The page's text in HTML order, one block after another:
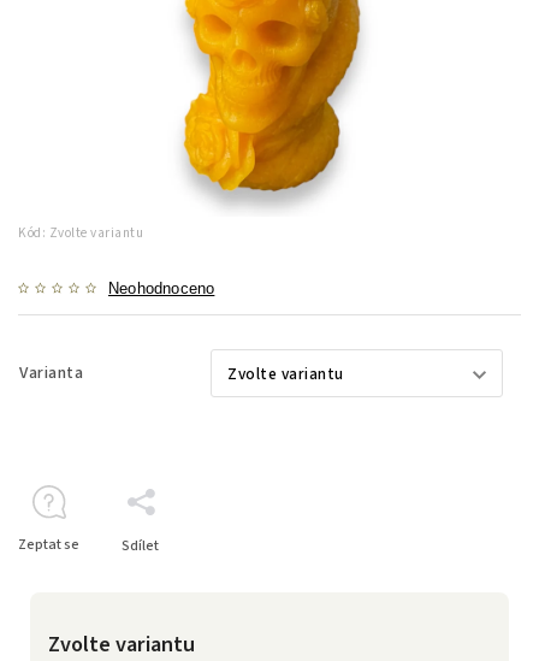
Kód: Zvolte variantu
Neohodnoceno
Varianta
Zvolte variantu
Zeptat se Sdílet